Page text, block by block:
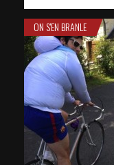
ON S'EN BRANLE